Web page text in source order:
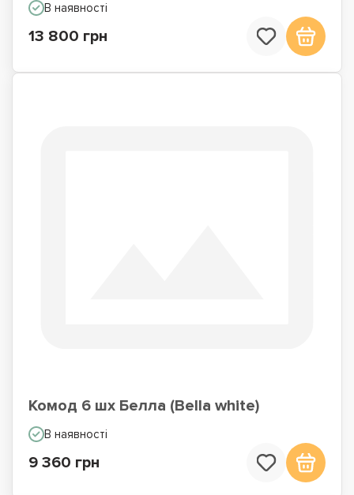
В наявності
13 800 грн
Комод 6 шх Белла (Bella white)
В наявності
9 360 грн